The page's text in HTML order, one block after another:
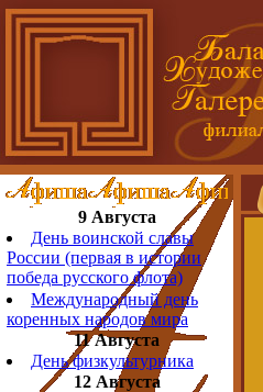
9 Августа
День воинской славы
России (первая в истории
победа русского флота)
Международный день
коренных народов мира
11 Августа
День физкультурника
12 Августа